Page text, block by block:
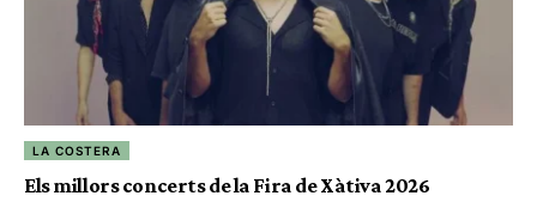
LA COSTERA
Els millors concerts de la Fira de Xàtiva 2026